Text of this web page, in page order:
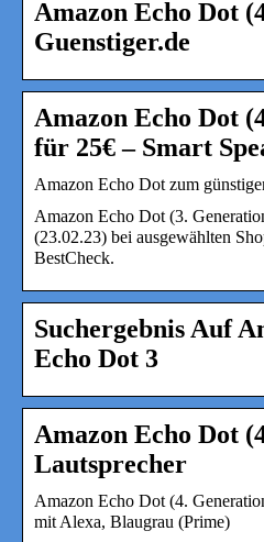
Amazon Echo Dot
Guenstiger.de
Amazon Echo Dot
für 25€ – Smart
Amazon Echo Dot zum
Amazon Echo Dot (3.
(23.02.23) bei ausgewählten
BestCheck.
Suchergebnis Auf
Echo Dot 3
Amazon Echo Dot
Lautsprecher
Amazon Echo Dot (4.
mit Alexa, Blaugrau (Prime)